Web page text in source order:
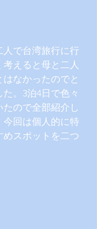
で台湾旅行に行
えると母と二人
なかったのでと
。3泊4日で色々
ので全部紹介し
今回は個人的に特
スポットを二つ